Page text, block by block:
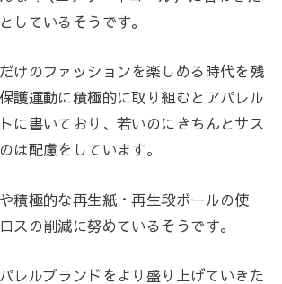
しているそうです。
けのファッションを楽しめる時代を残
護運動に積極的に取り組むとアパレル
に書いており、若いのにきちんとサス
は配慮をしています。
積極的な再生紙・再生段ボールの使
スの削減に努めているそうです。
レルブランドをより盛り上げていきた